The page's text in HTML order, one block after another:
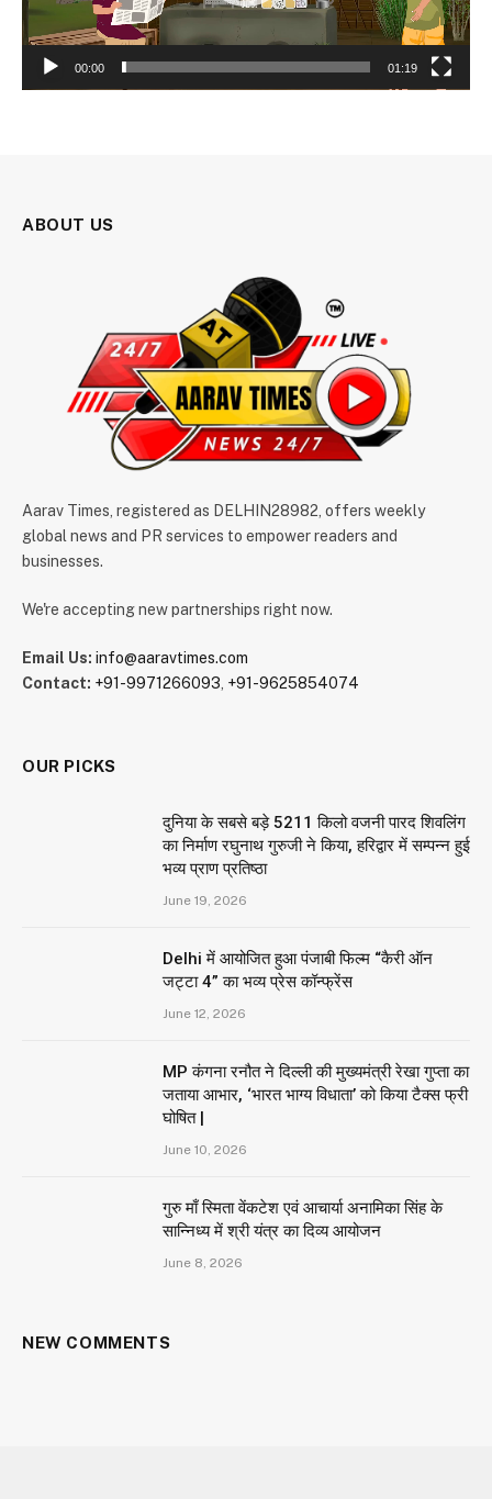
00:00 01:19
ABOUT US
Aarav Times, registered as DELHIN28982, offers weekly
global news and PR services to empower readers and
businesses.
We're accepting new partnerships right now.
Email Us: info@aaravtimes.com
Contact: +91-9971266093, +91-9625854074
OUR PICKS
दुनिया के सबसे बड़े 5211 किलो वजनी पारद शिवलिंग
का निर्माण रघुनाथ गुरुजी ने किया, हरिद्वार में सम्पन्न हुई
भव्य प्राण प्रतिष्ठा
June 19, 2026
Delhi में आयोजित हुआ पंजाबी फिल्म “कैरी ऑन
जट्टा 4” का भव्य प्रेस कॉन्फ्रेंस
June 12, 2026
MP कंगना रनौत ने दिल्ली की मुख्यमंत्री रेखा गुप्ता का
जताया आभार, ‘भारत भाग्य विधाता’ को किया टैक्स फ्री
घोषित |
June 10, 2026
गुरु माँ स्मिता वेंकटेश एवं आचार्या अनामिका सिंह के
सान्निध्य में श्री यंत्र का दिव्य आयोजन
June 8, 2026
NEW COMMENTS